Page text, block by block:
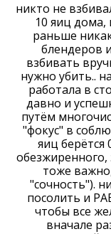
никто не
10 яиц дома,
раньше
блендеров
взбивать
нужно убить..
работала в
давно и
путём
"фокус" в
яиц берётся
обезжиренного,
тоже
"сочность").
посолить и
чтобы все
вначале